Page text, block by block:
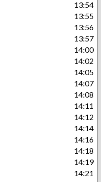
13:54
13:55
13:56
13:57
14:00
14:02
14:05
14:07
14:08
14:11
14:12
14:14
14:16
14:18
14:19
14:21